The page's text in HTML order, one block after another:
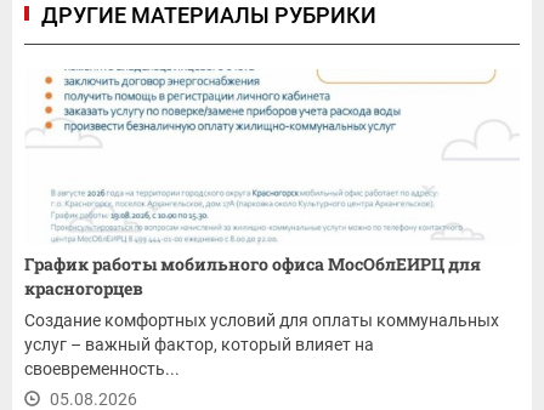
ДРУГИЕ МАТЕРИАЛЫ РУБРИКИ
График работы мобильного офиса МосОблЕИРЦ для
красногорцев
Создание комфортных условий для оплаты коммунальных
услуг – важный фактор, который влияет на
своевременность...
05.08.2026